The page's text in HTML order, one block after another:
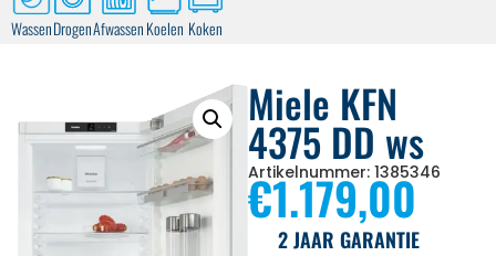
WassenDrogenAfwassenKoelen Koken
Miele KFN
4375 DD ws
Artikelnummer: 1385346
€1.179,00
2 JAAR GARANTIE